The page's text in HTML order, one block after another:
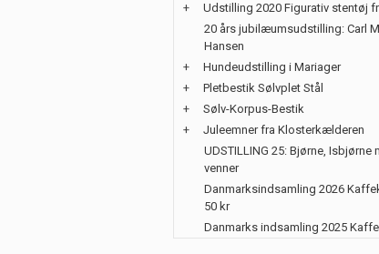
+
Udstilling 2020 Figurativ stentøj
20 års jubilæumsudstilling: Carl
Hansen
+
Hundeudstilling i Mariager
+
Pletbestik Sølvplet Stål
+
Sølv-Korpus-Bestik
+
Juleemner fra Klosterkælderen
UDSTILLING 25: Bjørne, Isbjørne
venner
Danmarksindsamling 2026
50 kr
Danmarks indsamling 2025